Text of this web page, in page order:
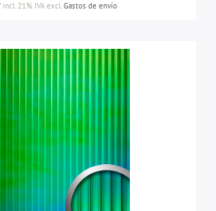
incl. 21% IVA excl.Gastos de envío